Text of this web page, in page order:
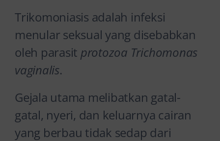
Trikomoniasis adalah infeksi
menular seksual yang disebabkan
oleh parasit protozoa Trichomonas
vaginalis.
Gejala utama melibatkan gatal-
gatal, nyeri, dan keluarnya cairan
yang berbau tidak sedap dari